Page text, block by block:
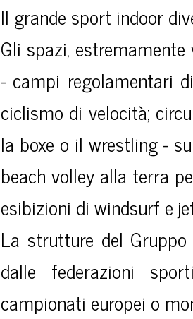
MUSICA E
SPETTACOLO
SPORT
Il grande sport indoor
Gli spazi,
- campi regolamentari
ciclismo di velocità;
la boxe o il wrestling -
beach volley alla terra
esibizioni di windsurf e
La strutture del
dalle federazioni
campionati europei o